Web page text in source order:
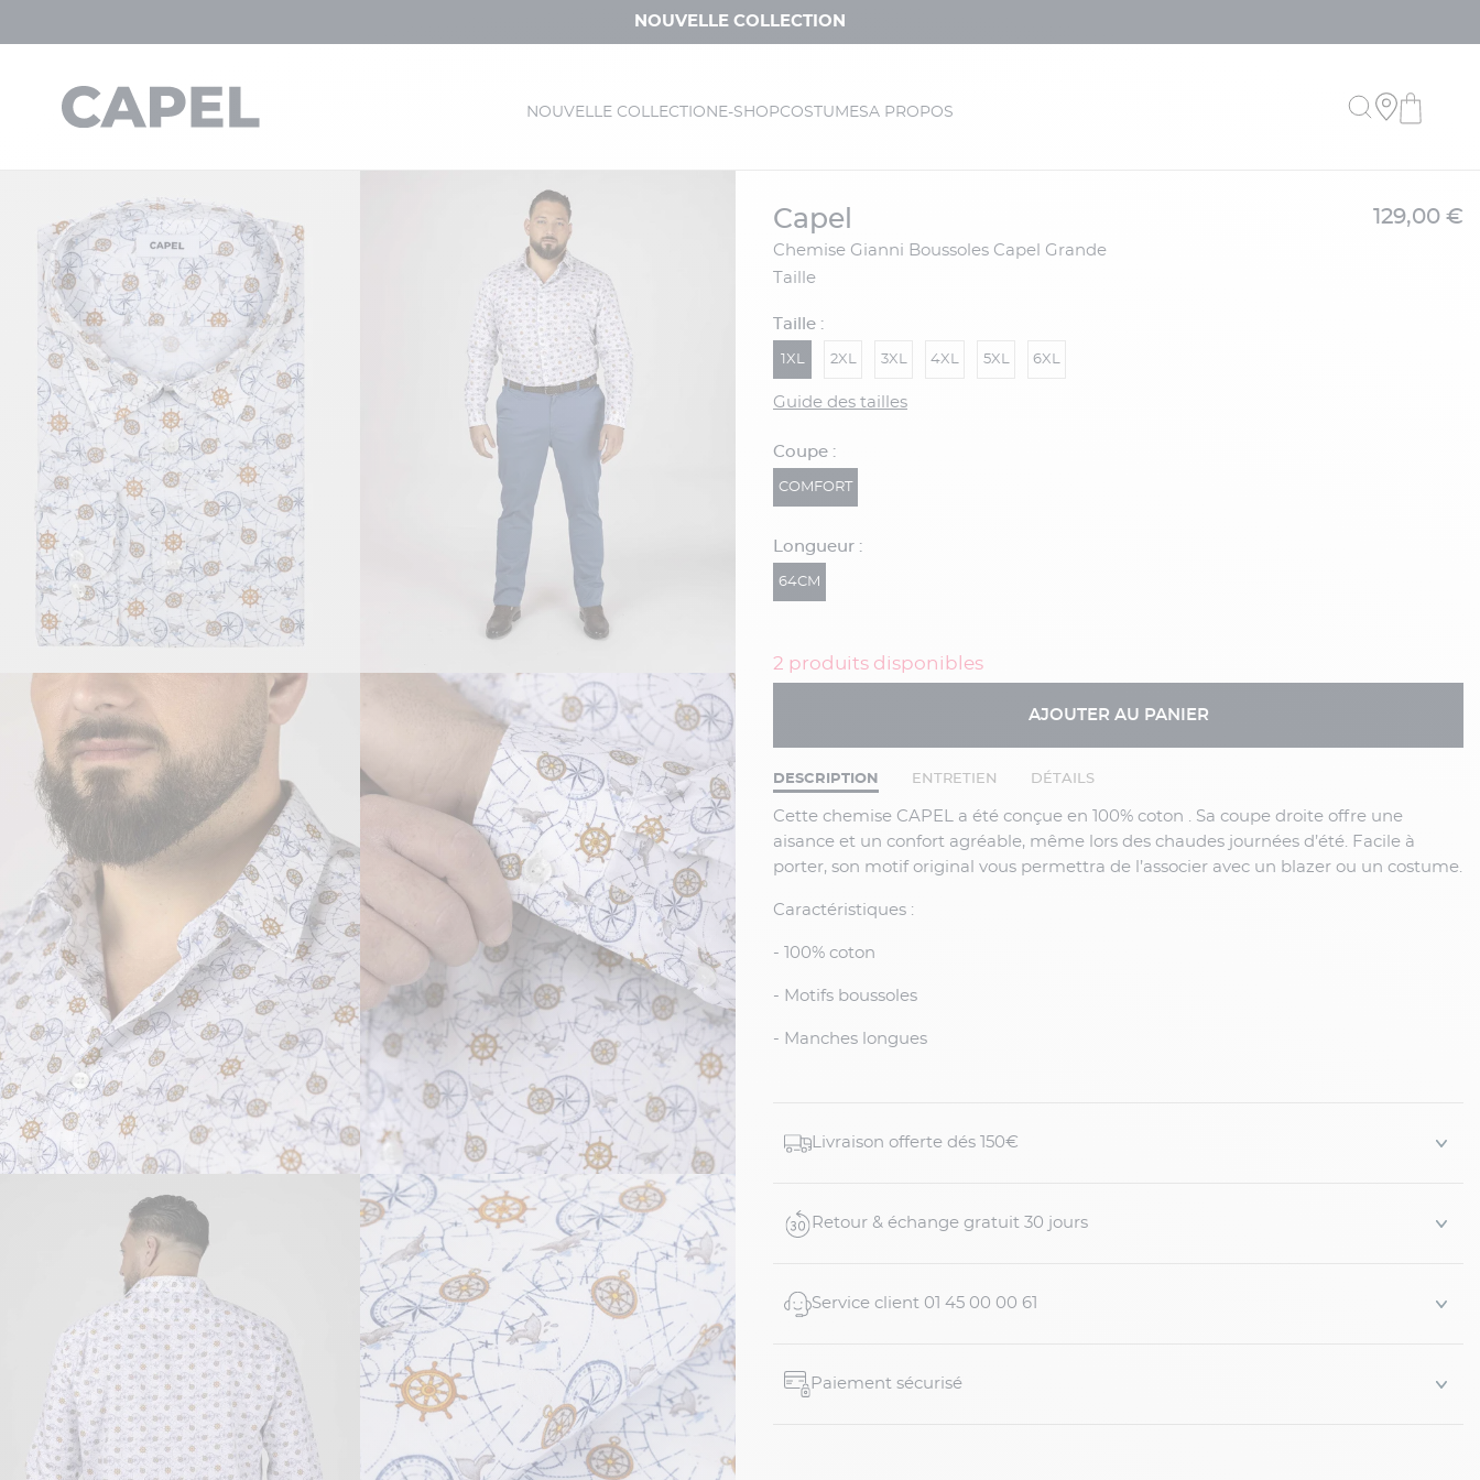
NOUVELLE COLLECTION
NOUVELLE COLLECTION E-SHOPCOSTUMESA PROPOS
capel
Chemise Gianni Boussoles Capel Grande
Taille
129,00 €
Taille :
1XL 2XL 3XL 4XL 5XL 6XL
Guide des tailles
Coupe :
COMFORT
Longueur :
64CM
2 produits disponibles
AJOUTER AU PANIER
DESCRIPTION ENTRETIEN DÉTAILS
Cette chemise CAPEL a été conçue en 100% coton . Sa coupe droite offre une
aisance et un confort agréable, même lors des chaudes journées d’été. Facile à
porter, son motif original vous permettra de l’associer avec un blazer ou un costume.
Caractéristiques :
- 100% coton
- Motifs boussoles
- Manches longues
Livraison offerte dés 150€
Retour & échange gratuit 30 jours
Service client 01 45 00 00 61
Paiement sécurisé